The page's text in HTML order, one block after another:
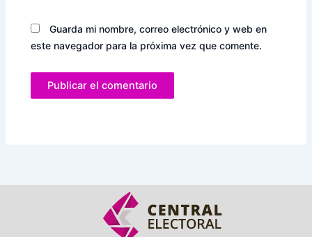
Guarda mi nombre, correo electrónico y web en
este navegador para la próxima vez que comente.